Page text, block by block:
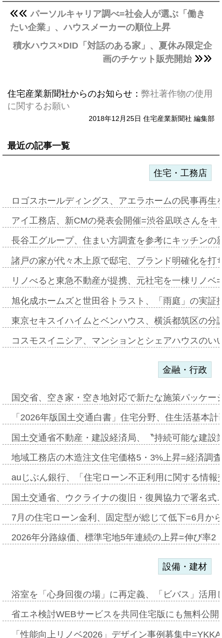
パーソルキャリア調べ=社会人が選ぶ「働き
たい企業」、ハウスメーカーの順位上昇
積水ハウス×DID「対話のある家」、夏休み限定企
画のチケット販売開始
住宅産業新聞社からのお知らせ： 弊社著作物の使用
に関するお願い
2018年12月25日 住宅産業新聞社 編集部
最近の記事一覧
住宅・工務店
ロゴスホールディングス、アエラホームの民事再
アイ工務店、新CMの発表会開催=渋谷凪咲さんを
長谷工グループ、住まい方調査を参考にキッチン
諸戸の家が代々木上原で邸宅、ブランド明確化を
リノべると東急不動産が提携、元社宅を一棟リノ
旭化成ホームズと世田谷トラスト、「雨庭」の実
東京セキスイハイムとベンハウス、横浜都筑区の
コスモスイニシア、マンションとシェアハウスの
金融・行政
国交省、空き家・空き地対応で新たな施策パッケ
「2026年版国土交通白書」住宅分野、住生活基本
国土交通省不動産・建設経済局、〝持続可能な建
地域工務店の木造注文住宅価格5・3%上昇=経済調
auじぶん銀行、「住宅ローン不正利用に関する情
国土交通省、ウクライナの復旧・復興協力で署名
7月の住宅ローン金利、固定型が総じて低下=6月か
2026年分路線価、標準宅地5年連続の上昇=伸び率
設備・建材
浴室を「心身回復の場」に再定義、「ビバス」活
省エネ検討WEBサービスを共同住宅版にも無料公
「性能向上リノベ2026」デザイン事例募集中